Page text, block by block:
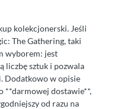
kolekcjonerski. Jeśli
The Gathering, taki
wyborem: jest
liczbę sztuk i pozwala
Dodatkowo w opisie
**darmowej dostawie**,
od razu na